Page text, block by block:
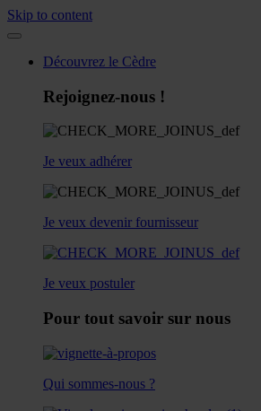
Skip to content
Découvrez le Cèdre
Rejoignez-nous !
Je veux adhérer
Je veux devenir fournisseur
Je veux postuler
Pour tout savoir sur nous
Qui sommes-nous ?